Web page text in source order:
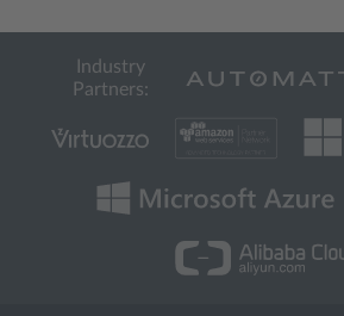
Industry
Partners: